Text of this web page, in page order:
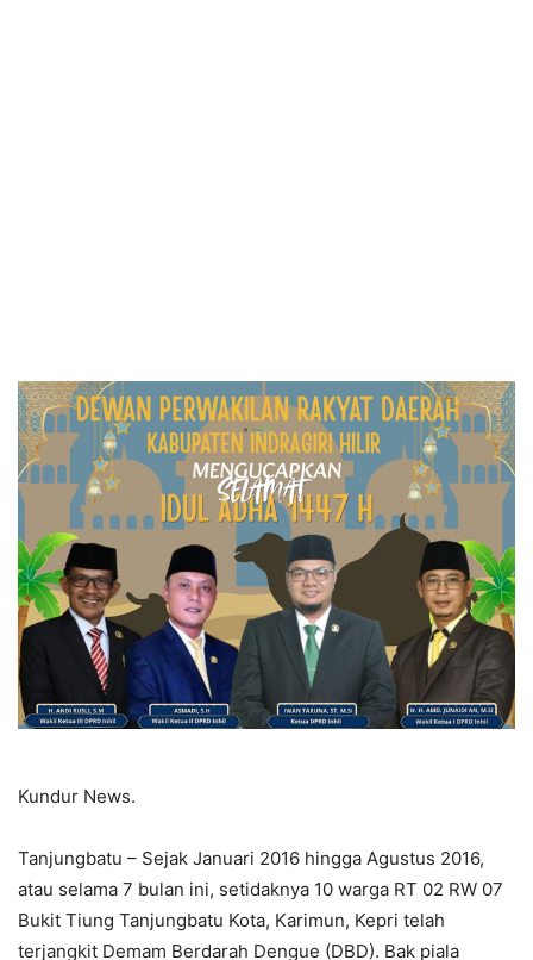
Kundur News.
Tanjungbatu – Sejak Januari 2016 hingga Agustus 2016,
atau selama 7 bulan ini, setidaknya 10 warga RT 02 RW 07
Bukit Tiung Tanjungbatu Kota, Karimun, Kepri telah
terjangkit Demam Berdarah Dengue (DBD). Bak piala